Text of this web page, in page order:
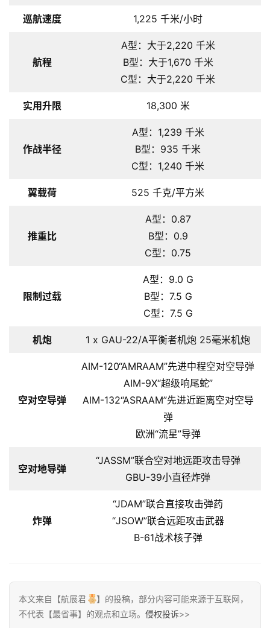
投
巡航速度 1,225 千米/小时
航程
A型：大于2,220 千米
B型：大于1,670 千米
C型：大于2,220 千米
实用升限 18,300 米
作战半径
A型：1,239 千米
B型：935 千米
C型：1,240 千米
翼载荷 525 千克/平方米
推重比
A型：0.87
B型：0.9
C型：0.75
限制过载
A型：9.0 G
B型：7.5 G
C型：7.5 G
机炮 1 x GAU-22/A平衡者机炮 25毫米机炮
空对空导弹
AIM-120“AMRAAM”先进中程空对空导弹
AIM-9X“超级响尾蛇”
AIM-132“ASRAAM”先进近距离空对空导
弹
欧洲“流星”导弹
空对地导弹
“JASSM”联合空对地远距攻击导弹
GBU-39小直径炸弹
炸弹
“JDAM”联合直接攻击弹药
“JSOW”联合远距攻击武器
B-61战术核子弹
本文来自【航展君
】的投稿，部分内容可能来源于互联网，
不代表【最省事】的观点和立场。 侵权投诉>>